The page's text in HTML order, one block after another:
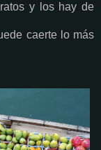
y los hay de
caerte lo más